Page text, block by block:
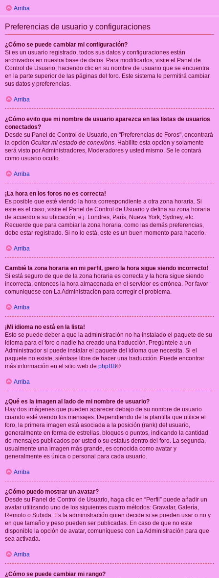
Arriba
Preferencias de usuario y configuraciones
¿Cómo se puede cambiar mi configuración?
Si es un usuario registrado, todos sus datos y configuraciones están
archivados en nuestra base de datos. Para modificarlos, visite el Panel de
Control de Usuario; haciendo clic en su nombre de usuario que se encuentra
en la parte superior de las páginas del foro. Este sistema le permitirá cambiar
sus datos y preferencias.
Arriba
¿Cómo evito que mi nombre de usuario aparezca en las listas de usuarios
conectados?
Desde su Panel de Control de Usuario, en "Preferencias de Foros", encontrará
la opción Ocultar mi estado de conexións. Habilite esta opción y solamente
será visto por Administradores, Moderadores y usted mismo. Se le contará
como usuario oculto.
Arriba
¡La hora en los foros no es correcta!
Es posible que esté viendo la hora correspondiente a otra zona horaria. Si
este es el caso, visite el Panel de Control de Usuario y defina su zona horaria
de acuerdo a su ubicación, e.j. Londres, París, Nueva York, Sydney, etc.
Recuerde que para cambiar la zona horaria, como las demás preferencias,
debe estar registrado. Si no lo está, este es un buen momento para hacerlo.
Arriba
Cambié la zona horaria en mi perfil, ¡pero la hora sigue siendo incorrecto!
Si está seguro de que de la zona horaria es correcta y la hora sigue siendo
incorrecta, entonces la hora almacenada en el servidor es errónea. Por favor
comuníquese con La Administración para corregir el problema.
Arriba
¡Mi idioma no está en la lista!
Esto se puede deber a que la administración no ha instalado el paquete de su
idioma para el foro o nadie ha creado una traducción. Pregúntele a un
Administrador si puede instalar el paquete del idioma que necesita. Si el
paquete no existe, siéntase libre de hacer una traducción. Puede encontrar
más información en el sitio web de phpBB®
Arriba
¿Qué es la imagen al lado de mi nombre de usuario?
Hay dos imágenes que pueden aparecer debajo de su nombre de usuario
cuando esté viendo los mensajes. Dependiendo de la plantilla que utilice el
foro, la primera imagen está asociada a la posición (rank) del usuario,
generalmente en forma de estrellas, bloques o puntos, indicando la cantidad
de mensajes publicados por usted o su estatus dentro del foro. La segunda,
usualmente una imagen más grande, es conocida como avatar y
generalmente es única o personal para cada usuario.
Arriba
¿Cómo puedo mostrar un avatar?
Desde su Panel de Control de Usuario, haga clic en “Perfil” puede añadir un
avatar utilizando uno de los siguientes cuatro métodos: Gravatar, Galería,
Remoto o Subida. Es la administración quien decide si se pueden usar o no y
en que tamaño y peso pueden ser publicadas. En caso de que no este
disponible la opción de avatar, comuníquese con La Administración para que
sea activada.
Arriba
¿Cómo se puede cambiar mi rango?